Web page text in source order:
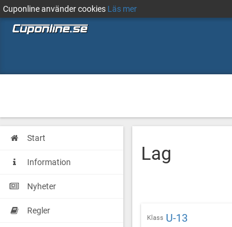
Cuponline använder cookies Läs mer
Start
Information
Nyheter
Regler
Lag
Klass U-13